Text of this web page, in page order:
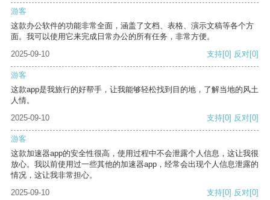
游客
这款办公软件的功能非常全面，涵盖了文档、表格、演示文稿等各个方
面。我可以使用它来完成日常办公的所有任务，非常方便。
2025-09-10
支持[0] 反对[0]
游客
这款app是我旅行的好帮手，让我能够轻松找到目的地，了解当地的风土
人情。
2025-09-10
支持[0] 反对[0]
游客
这款加速器app的安全性很高，使用过程中不会泄露个人信息，这让我很
放心。我以前使用过一些其他的加速器app，经常会出现个人信息泄露的
情况，这让我非常担心。
2025-09-10
支持[0] 反对[0]